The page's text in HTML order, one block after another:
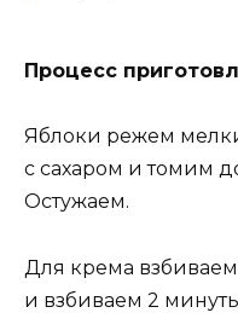
Процесс
Яблоки режем
с сахаром и томим
Остужаем.
Для крема
и взбиваем 2